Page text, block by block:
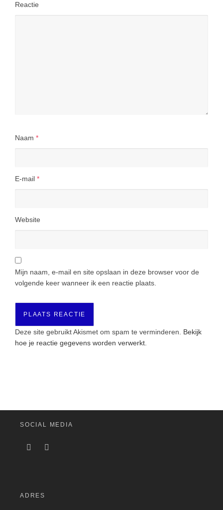
Reactie
Naam *
E-mail *
Website
Mijn naam, e-mail en site opslaan in deze browser voor de
volgende keer wanneer ik een reactie plaats.
Deze site gebruikt Akismet om spam te verminderen. Bekijk
hoe je reactie gegevens worden verwerkt
SOCIAL MEDIA
ADRES